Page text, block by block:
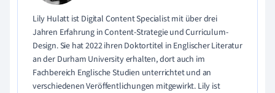
Lily Hulatt ist Digital Content Specialist mit über drei
Jahren Erfahrung in Content-Strategie und Curriculum-
Design. Sie hat 2022 ihren Doktortitel in Englischer Literatur
an der Durham University erhalten, dort auch im
Fachbereich Englische Studien unterrichtet und an
verschiedenen Veröffentlichungen mitgewirkt. Lily ist